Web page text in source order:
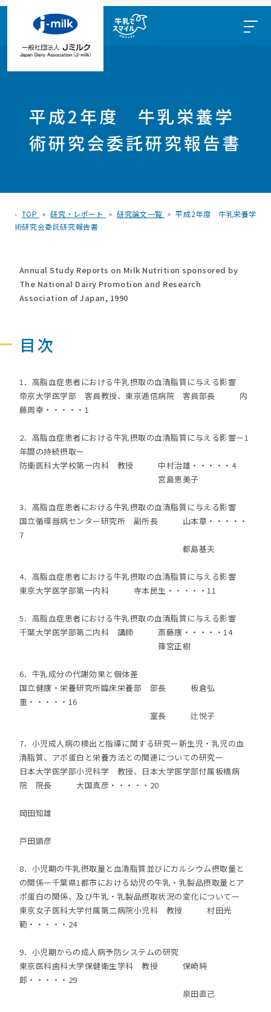
平成2年度 牛乳栄養学
術研究会委託研究報告書
TOP 研究・レポート 研究論文一覧
平成2年度 牛乳栄養学
術研究会委託研究報告書
Annual Study Reports on Milk Nutrition sponsored by
The National Dairy Promotion and Research
Association of Japan, 1990
目次
1．高脂血症患者における牛乳摂取の血清脂質に与える影響
帝京大学医学部 客員教授、東京逓信病院 客員部長 内
藤周幸・・・・・1
2．高脂血症患者における牛乳摂取の血清脂質に与える影響ー1
年間の持続摂取ー
防衛医科大学校第一内科 教授 中村治雄・・・・・4
宮島恵美子
3．高脂血症患者における牛乳摂取の血清脂質に与える影響
国立循環器病センター研究所 副所長 山本章・・・・・
7
都島基夫
4．高脂血症患者における牛乳摂取の血清脂質に与える影響
東京大学医学部第一内科 寺本民生・・・・・11
5．高脂血症患者における牛乳摂取の血清脂質に与える影響
千葉大学医学部第二内科 講師 斎藤康・・・・・14
篠宮正樹
6．牛乳成分の代謝効果と個体差
国立健康・栄養研究所臨床栄養部 部長 板倉弘
重・・・・・16
室長 辻悦子
7．小児成人病の検出と指導に関する研究ー新生児・乳児の血
清脂質、アポ蛋白と栄養方法との関連についての研究ー
日本大学医学部小児科学 教授、日本大学医学部付属板橋病
院 院長 大国真彦・・・・・20
岡田知雄
戸田顕彦
8．小児期の牛乳摂取量と血清脂質並びにカルシウム摂取量と
の関係ー千葉県1都市における幼児の牛乳・乳製品摂取量とア
ポ蛋白の関係、及び牛乳・乳製品摂取状況の変化についてー
東京女子医科大学付属第二病院小児科 教授 村田光
範・・・・・24
9．小児期からの成人病予防システムの研究
東京医科歯科大学保健衛生学科 教授 保崎純
郎・・・・・29
泉田直己